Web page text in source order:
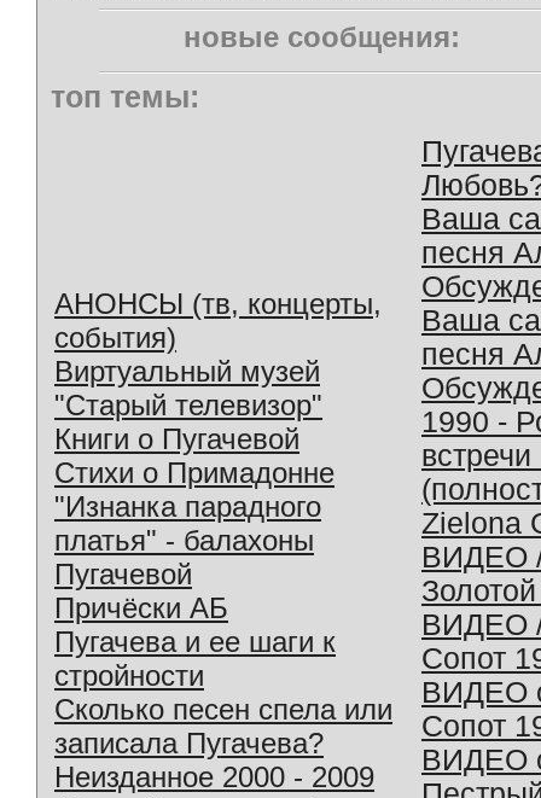
новые сообщения:
топ темы:
АНОНСЫ (тв, концерты,
события)
Виртуальный музей
"Старый телевизор"
Книги о Пугачевой
Стихи о Примадонне
"Изнанка парадного
платья" - балахоны
Пугачевой
Причёски АБ
Пугачева и ее шаги к
стройности
Сколько песен спела или
записала Пугачева?
Неизданное 2000 - 2009
Ваша
песня
Ваша
песня
1990 -
Zielona
ВИДЕО
ВИДЕО
Сопот
ВИДЕО
Сопот
ВИДЕО